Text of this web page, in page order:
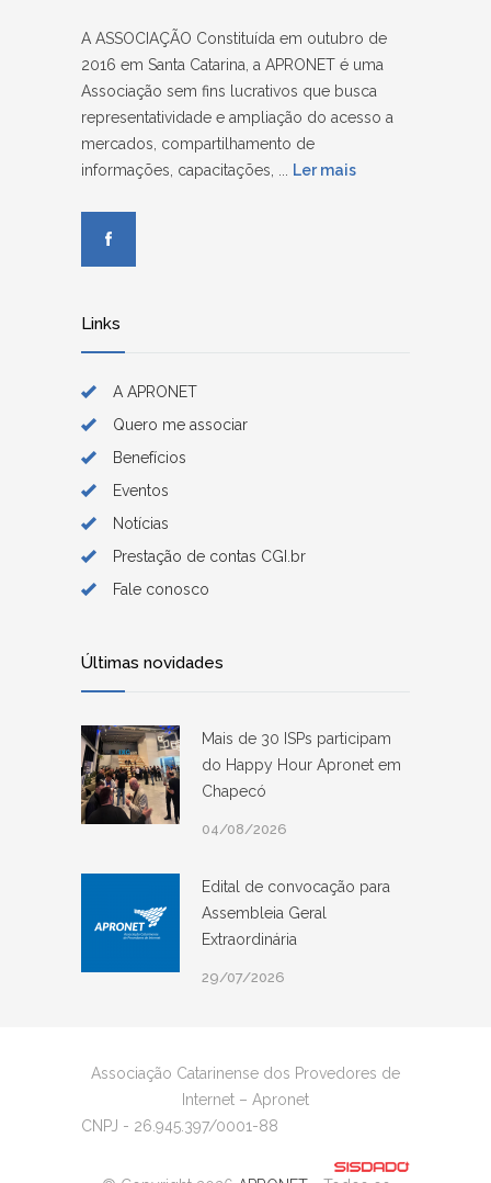
A ASSOCIAÇÃO Constituída em outubro de
2016 em Santa Catarina, a APRONET é uma
Associação sem fins lucrativos que busca
representatividade e ampliação do acesso a
mercados, compartilhamento de
informações, capacitações, ...
Ler mais
Links
A APRONET
Quero me associar
Benefícios
Eventos
Notícias
Prestação de contas CGI.br
Fale conosco
Últimas novidades
Mais de 30 ISPs participam
do Happy Hour Apronet em
Chapecó
04/08/2026
Edital de convocação para
Assembleia Geral
Extraordinária
29/07/2026
Associação Catarinense dos Provedores de
Internet – Apronet
CNPJ - 26.945.397/0001-88